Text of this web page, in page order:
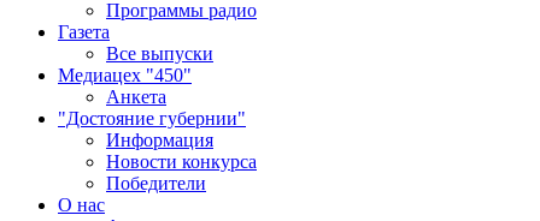
Программы радио
Газета
Все выпуски
Медиацех "450"
Анкета
"Достояние губернии"
Информация
Новости конкурса
Победители
О нас